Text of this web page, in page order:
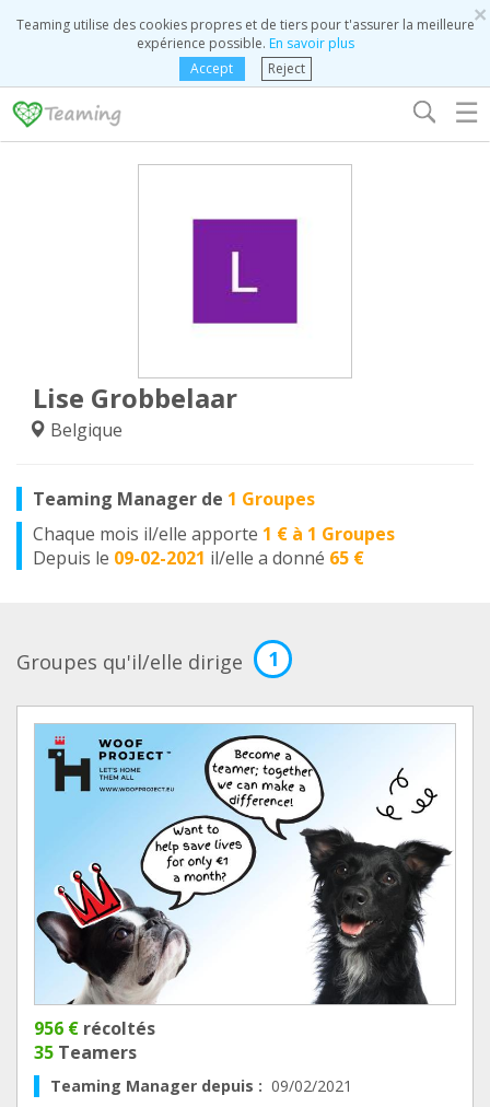
×
Teaming utilise des cookies propres et de tiers pour t'assurer la meilleure
expérience possible. En savoir plus
Accept
Reject
☰
Lise Grobbelaar
Belgique
Teaming Manager de 1 Groupes
Chaque mois il/elle apporte 1 € à 1 Groupes
Depuis le 09-02-2021 il/elle a donné 65 €
Groupes qu'il/elle dirige 1
956 € récoltés
35 Teamers
Teaming Manager depuis : 09/02/2021